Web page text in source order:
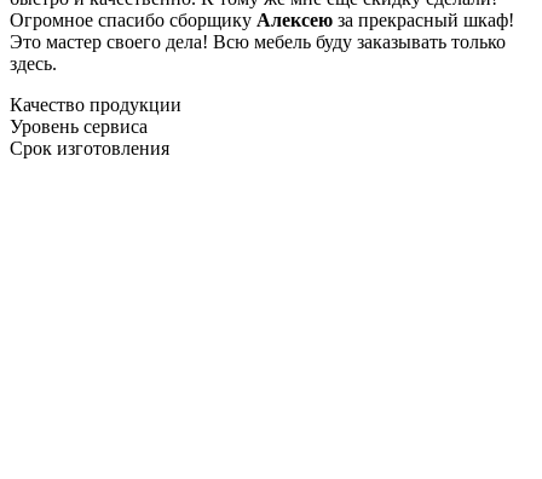
Огромное спасибо сборщику Алексею за прекрасный шкаф!
Это мастер своего дела! Всю мебель буду заказывать только
здесь.
Качество продукции
Уровень сервиса
Срок изготовления